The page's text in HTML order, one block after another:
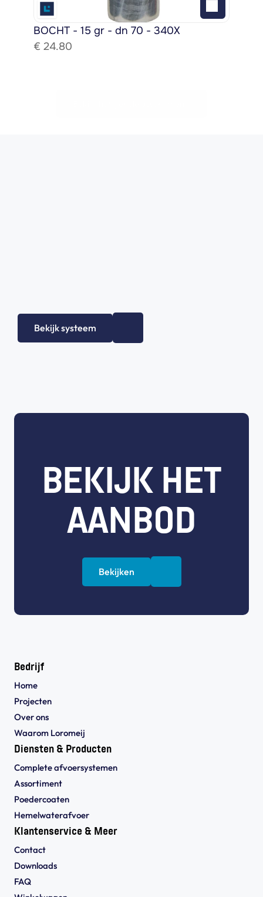
BOCHT - 15 gr - dn 70 - 340X
€ 24.80
Bekijk systeem
BEKIJK HET
AANBOD
Bekijken
Bedrijf
Home
Projecten
Over ons
Waarom Loromeij
Diensten & Producten
Complete afvoersystemen
Assortiment
Poedercoaten
Hemelwaterafvoer
Klantenservice & Meer
Contact
Downloads
FAQ